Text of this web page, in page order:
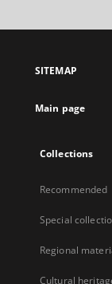
SITEMAP
Main page
Collections
Recommended
Special
Regional
Cultural